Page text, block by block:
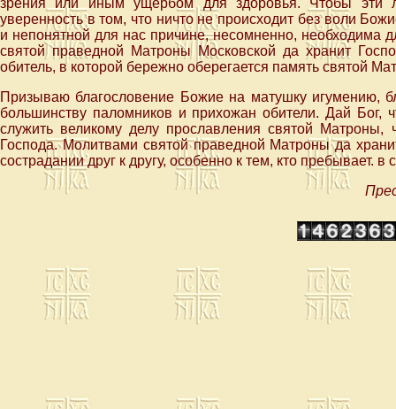
зрения или иным ущербом для здоровья. Чтобы эти
уверенность в том, что ничто не происходит без воли
и непонятной для нас причине, несомненно, необходима
святой праведной Матроны Московской да хранит
обитель, в которой бережно оберегается память святой
Призываю благословение Божие на матушку игумению,
большинству паломников и прихожан обители. Дай Бог,
служить великому делу прославления святой
Господа. Молитвами святой праведной Матроны да
сострадании друг к другу, особенно к тем, кто пребывает. в